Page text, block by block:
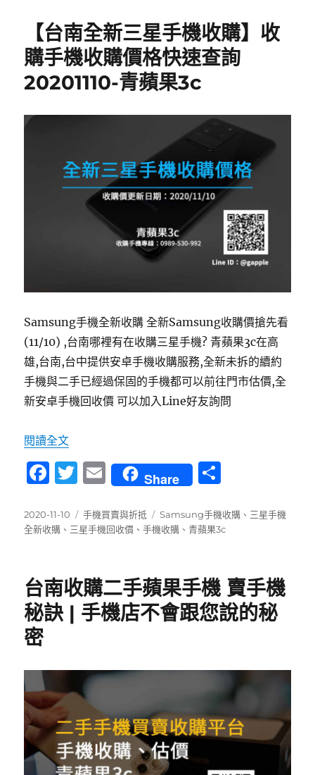
o
o
k
【台南全新三星手機收購】收
購手機收購價格快速查詢
20201110-青蘋果3c
Samsung手機全新收購 全新Samsung收購價搶先看
(11/10) ,台南哪裡有在收購三星手機? 青蘋果3c在高
雄,台南,台中提供安卓手機收購服務,全新未拆的續約
手機與二手已經過保固的手機都可以前往門市估價,全
新安卓手機回收價 可以加入Line好友詢問
閱讀全文〈【台南全新三星手機收購】收購手機收購價格
F
c
e
o
o
k
T
it
te
E
m
ai
l
Share
發
佈
2020-11-10
分
類
手機買賣與折抵
標
籤
Samsung手機收購 、 三星手機
全新收購 、 三星手機回收價 、手機收購 、青蘋果3c
台南收購二手蘋果手機 賣手機
秘訣 | 手機店不會跟您說的秘
密